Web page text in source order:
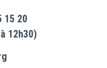
15 20
12h30)